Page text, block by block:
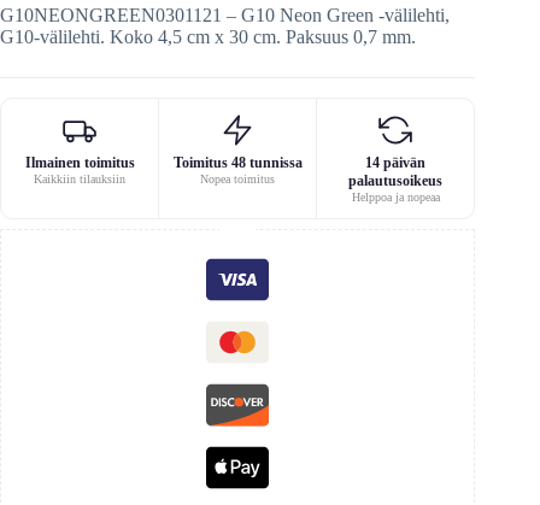
G10NEONGREEN0301121 – G10 Neon Green -välilehti,
G10-välilehti. Koko 4,5 cm x 30 cm. Paksuus 0,7 mm.
Ilmainen toimitus
Kaikkiin tilauksiin
Toimitus 48 tunnissa
Nopea toimitus
14 päivän
palautusoikeus
Helppoa ja nopeaa